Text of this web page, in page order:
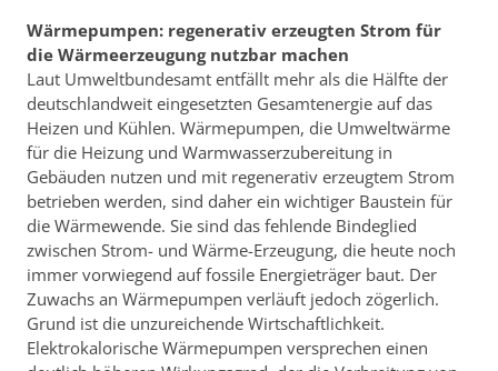
Wärmepumpen: regenerativ erzeugten Strom für
die Wärmeerzeugung nutzbar machen
Laut Umweltbundesamt entfällt mehr als die Hälfte der
deutschlandweit eingesetzten Gesamtenergie auf das
Heizen und Kühlen. Wärmepumpen, die Umweltwärme
für die Heizung und Warmwasserzubereitung in
Gebäuden nutzen und mit regenerativ erzeugtem Strom
betrieben werden, sind daher ein wichtiger Baustein für
die Wärmewende. Sie sind das fehlende Bindeglied
zwischen Strom- und Wärme-Erzeugung, die heute noch
immer vorwiegend auf fossile Energieträger baut. Der
Zuwachs an Wärmepumpen verläuft jedoch zögerlich.
Grund ist die unzureichende Wirtschaftlichkeit.
Elektrokalorische Wärmepumpen versprechen einen